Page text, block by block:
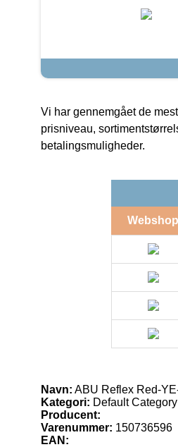
Vi har gennemgået de
prisniveau,
betalingsmuligheder.
Webshop
Navn: ABU Reflex Red-
Kategori: Default Category
Producent:
Varenummer: 150736596
EAN: